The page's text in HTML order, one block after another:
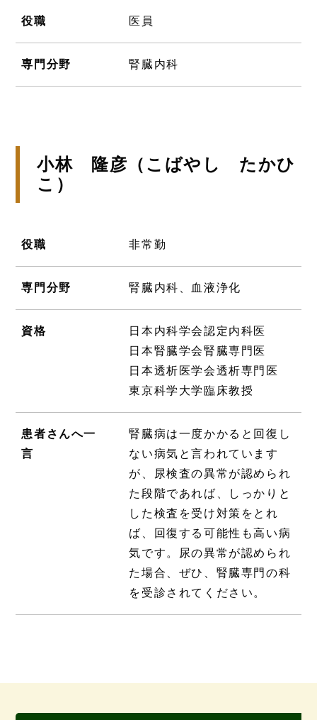
役職 医員
専門分野 腎臓内科
小林 隆彦（こばやし たかひ
こ）
役職 非常勤
専門分野 腎臓内科、血液浄化
資格
日本内科学会認定内科医
日本腎臓学会腎臓専門医
日本透析医学会透析専門医
東京科学大学臨床教授
患者さんへ一
言
腎臓病は一度かかると回復し
ない病気と言われています
が、尿検査の異常が認められ
た段階であれば、しっかりと
した検査を受け対策をとれ
ば、回復する可能性も高い病
気です。尿の異常が認められ
た場合、ぜひ、腎臓専門の科
を受診されてください。